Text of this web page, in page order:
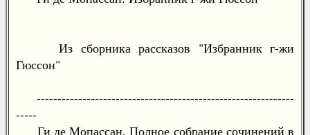
Из сборника рассказов "Избранник г-жи
Гюссон"
--------------------------------------------------------------
-----
Ги де Мопассан. Полное собрание сочинений в